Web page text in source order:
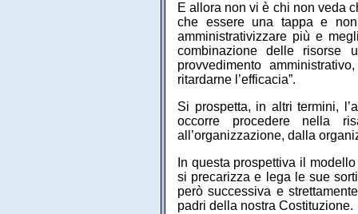
E allora non vi è chi non veda
che essere una tappa e non
amministrativizzare più e
combinazione delle
provvedimento
ritardarne l’efficacia”.
Si prospetta, in altri termini,
occorre procedere nella
all’organizzazione, dalla
In questa prospettiva il
si precarizza e lega le sue
però successiva e
padri della nostra Costituzione.